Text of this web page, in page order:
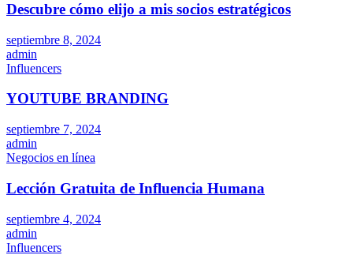
Descubre cómo elijo a mis socios estratégicos
septiembre 8, 2024
admin
Influencers
YOUTUBE BRANDING
septiembre 7, 2024
admin
Negocios en línea
Lección Gratuita de Influencia Humana
septiembre 4, 2024
admin
Influencers